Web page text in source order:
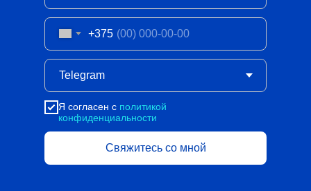
+375
Я согласен с политикой
конфиденциальности
Свяжитесь со мной